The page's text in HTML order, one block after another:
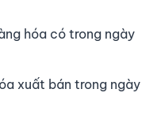
hóa có trong ngày
xuất bán trong ngày